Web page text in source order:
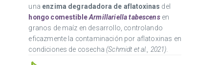
una enzima degradadora de aflatoxinas del
hongo comestibleArmillariella tabescensen
granos de maíz en desarrollo, controlando
eficazmente la contaminación por aflatoxinas en
condiciones de cosecha(Schmidt et al., 2021).